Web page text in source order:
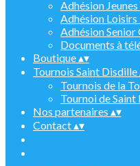
Adhésion
Adhésion
Adhésion
Documents à
Boutique▴▾
Tournois Saint
Tournois de la
Tournoi de
Nos partenaires ▴▾
Contact▴▾